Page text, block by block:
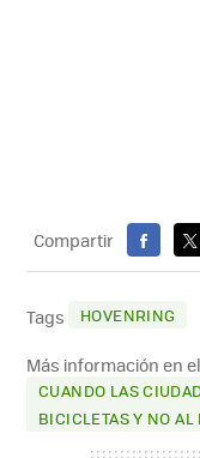
Compartir
X
Tags HOVENRING
Más información en
CUANDO LAS
BICICLETAS Y NO